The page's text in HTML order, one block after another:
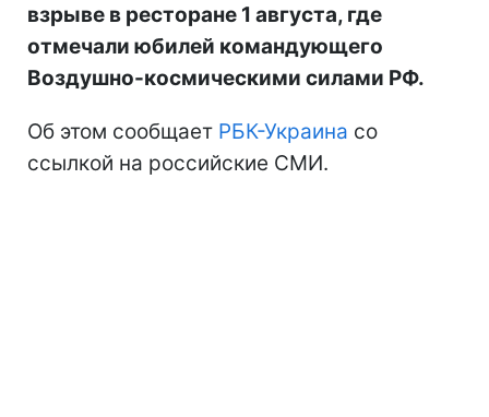
взрыве в ресторане 1 августа, где
отмечали юбилей командующего
Воздушно-космическими силами РФ.
Об этом сообщает РБК-Украина со
ссылкой на российские СМИ.